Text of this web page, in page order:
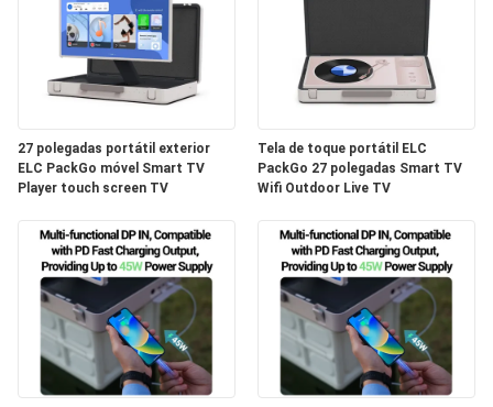
27 polegadas portátil exterior
ELC PackGo móvel Smart TV
Player touch screen TV
Tela de toque portátil ELC
PackGo 27 polegadas Smart TV
Wifi Outdoor Live TV